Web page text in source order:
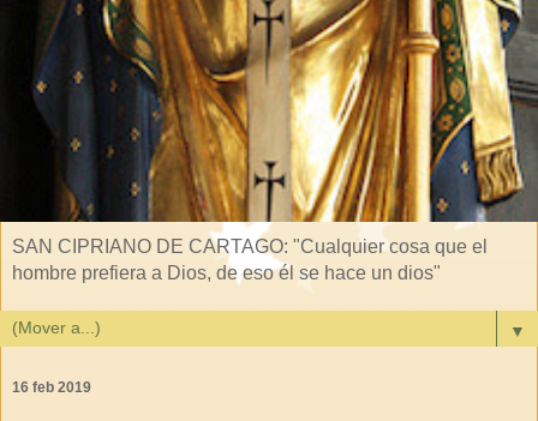
SAN CIPRIANO DE CARTAGO: "Cualquier cosa que el
hombre prefiera a Dios, de eso él se hace un dios"
▼
16 feb 2019